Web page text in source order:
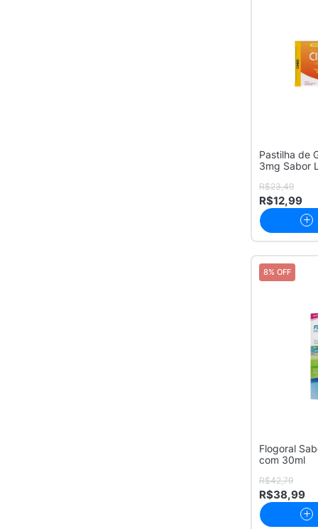
Pastilha de
3mg Sabor
R$23,49
R$12,99
8% OFF
Flogoral
com 30ml
R$42,79
R$38,99